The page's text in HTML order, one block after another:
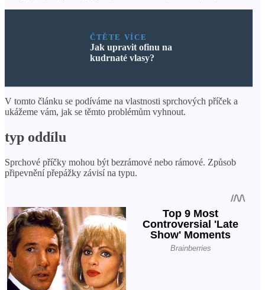
ČTĚTE VÍCE
Jak upravit ofinu na
kudrnaté vlasy?
V tomto článku se podíváme na vlastnosti sprchových příček a
ukážeme vám, jak se těmto problémům vyhnout.
typ oddílu
Sprchové příčky mohou být bezrámové nebo rámové. Způsob
připevnění přepážky závisí na typu.